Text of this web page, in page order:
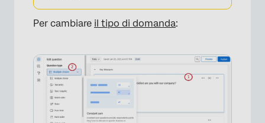
Per cambiare il tipo di domanda: